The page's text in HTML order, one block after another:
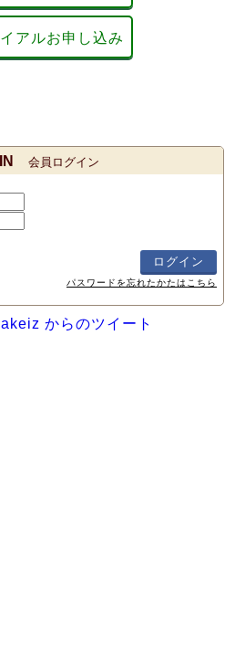
アルお申し込み
会員ログイン
パスワードを忘れたかたはこちら
からのツイート